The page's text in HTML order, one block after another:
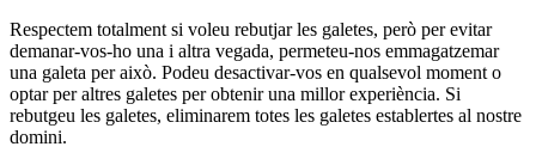
Respectem totalment si voleu rebutjar les galetes, però per evitar
demanar-vos-ho una i altra vegada, permeteu-nos emmagatzemar
una galeta per això. Podeu desactivar-vos en qualsevol moment o
optar per altres galetes per obtenir una millor experiència. Si
rebutgeu les galetes, eliminarem totes les galetes establertes al nostre
domini.